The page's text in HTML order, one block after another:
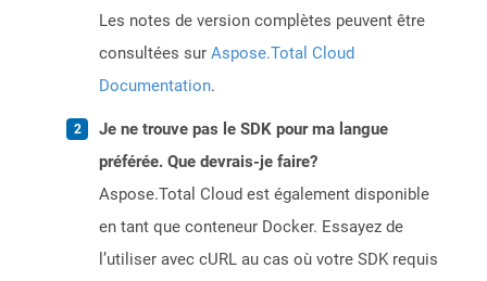
Les notes de version complètes peuvent être
consultées sur Aspose.Total Cloud
Documentation.
Je ne trouve pas le SDK pour ma langue
préférée. Que devrais-je faire?
Aspose.Total Cloud est également disponible
en tant que conteneur Docker. Essayez de
l’utiliser avec cURL au cas où votre SDK requis